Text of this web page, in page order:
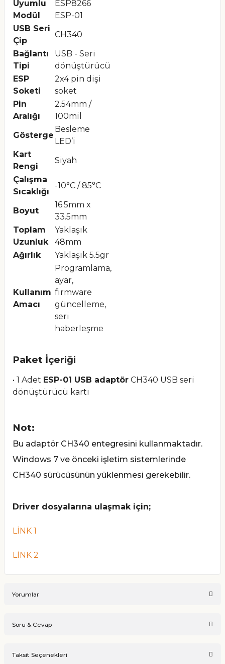
Uyumlu
Modül
ESP8266
ESP-01
USB Seri
Çip
CH340
Bağlantı
Tipi
USB - Seri
dönüştürücü
ESP
Soketi
2x4 pin dişi
soket
Pin
Aralığı
2.54mm /
100mil
Gösterge
Besleme
LED’i
Kart
Rengi
Siyah
Çalışma
Sıcaklığı
-10°C / 85°C
Boyut
16.5mm x
33.5mm
Toplam
Uzunluk
Yaklaşık
48mm
Ağırlık
Yaklaşık 5.5gr
Kullanım
Amacı
Programlama,
ayar,
firmware
güncelleme,
seri
haberleşme
Paket İçeriği
• 1 Adet ESP-01 USB adaptör CH340 USB seri
dönüştürücü kartı
Not:
Bu adaptör CH340 entegresini kullanmaktadır.
Windows 7 ve önceki işletim sistemlerinde
CH340 sürücüsünün yüklenmesi gerekebilir.
Driver dosyalarına ulaşmak için;
LİNK 1
LİNK 2
Yorumlar
Soru & Cevap
Taksit Seçenekleri